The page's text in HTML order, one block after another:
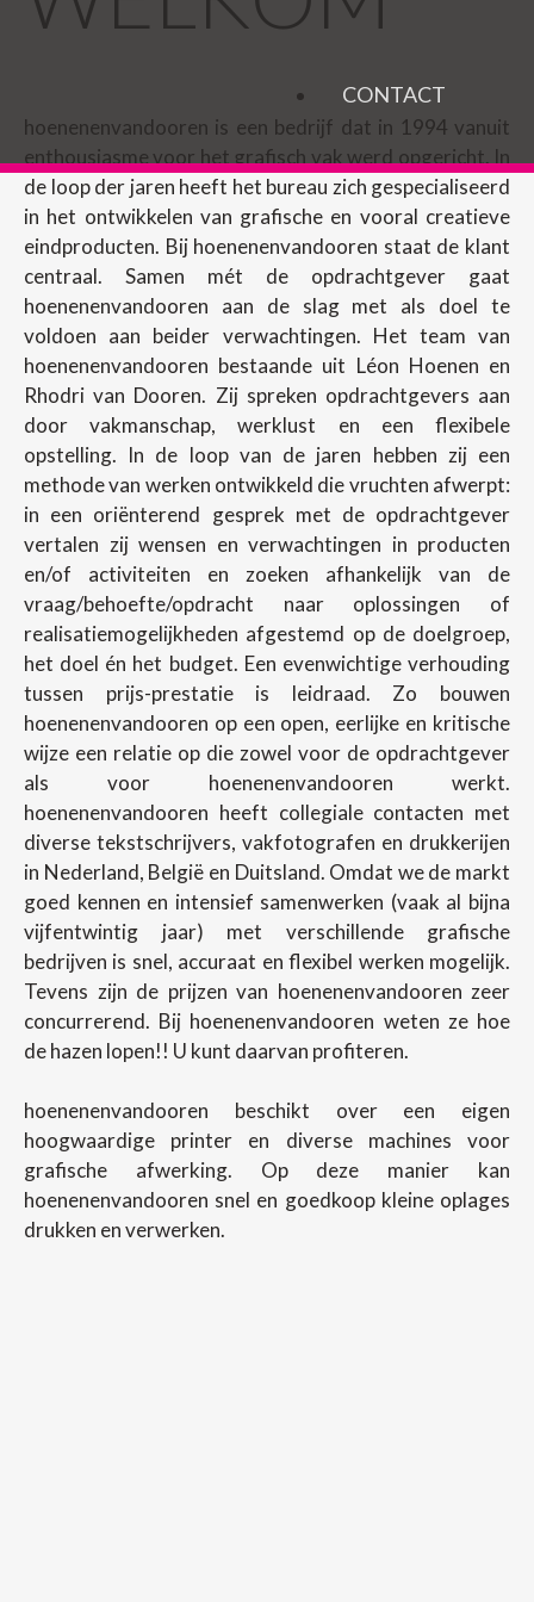
CONTACT
hoenenenvandooren is een bedrijf dat in 1994 vanuit
enthousiasme voor het grafisch vak werd opgericht. In
de loop der jaren heeft het bureau zich gespecialiseerd
in het ontwikkelen van grafische en vooral creatieve
eindproducten. Bij hoenenenvandooren staat de klant
centraal. Samen mét de opdrachtgever gaat
hoenenenvandooren aan de slag met als doel te
voldoen aan beider verwachtingen. Het team van
hoenenenvandooren bestaande uit Léon Hoenen en
Rhodri van Dooren. Zij spreken opdrachtgevers aan
door vakmanschap, werklust en een flexibele
opstelling. In de loop van de jaren hebben zij een
methode van werken ontwikkeld die vruchten afwerpt:
in een oriënterend gesprek met de opdrachtgever
vertalen zij wensen en verwachtingen in producten
en/of activiteiten en zoeken afhankelijk van de
vraag/behoefte/opdracht naar oplossingen of
realisatiemogelijkheden afgestemd op de doelgroep,
het doel én het budget. Een evenwichtige verhouding
tussen prijs-prestatie is leidraad. Zo bouwen
hoenenenvandooren op een open, eerlijke en kritische
wijze een relatie op die zowel voor de opdrachtgever
als voor hoenenenvandooren werkt.
hoenenenvandooren heeft collegiale contacten met
diverse tekstschrijvers, vakfotografen en drukkerijen
in Nederland, België en Duitsland. Omdat we de markt
goed kennen en intensief samenwerken (vaak al bijna
vijfentwintig jaar) met verschillende grafische
bedrijven is snel, accuraat en flexibel werken mogelijk.
Tevens zijn de prijzen van hoenenenvandooren zeer
concurrerend. Bij hoenenenvandooren weten ze hoe
de hazen lopen!! U kunt daarvan profiteren.
hoenenenvandooren beschikt over een eigen
hoogwaardige printer en diverse machines voor
grafische afwerking. Op deze manier kan
hoenenenvandooren snel en goedkoop kleine oplages
drukken en verwerken.